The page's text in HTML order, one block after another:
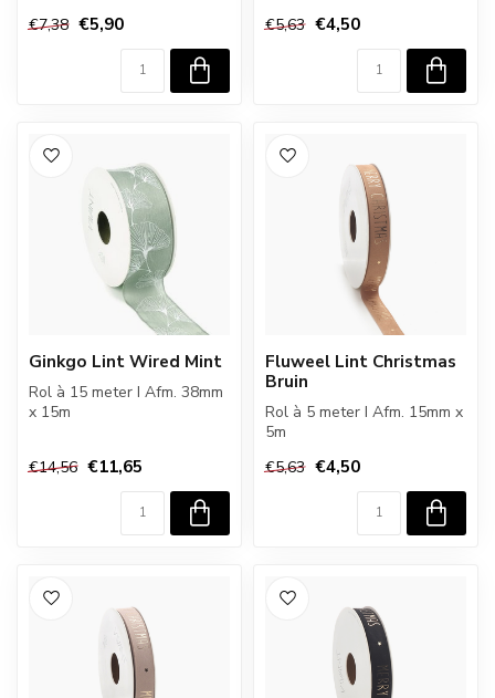
€7,38 €5,90 €5,63 €4,50
Ginkgo Lint Wired Mint
Rol à 15 meter I Afm. 38mm
x 15m
€14,56 €11,65
Fluweel Lint Christmas
Bruin
Rol à 5 meter I Afm. 15mm x
5m
€5,63 €4,50